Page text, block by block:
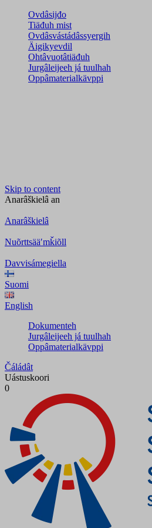
Ovdâsijđo
Tiäđuh mist
Ovdâsvástádâssyergih
Äigikyevdil
Ohtâvuotâtiäđuh
Jurgâleijeeh já tuulhah
Oppâmaterialkävppi
Skip to content
Anarâškielâ an
Anarâškielâ
Nuõrttsääʹmǩiõll
Davvisámegiella
Suomi
English
Dokumenteh
Jurgâleijeeh já tuulhah
Oppâmaterialkävppi
Čáládât
Uástuskoori
0